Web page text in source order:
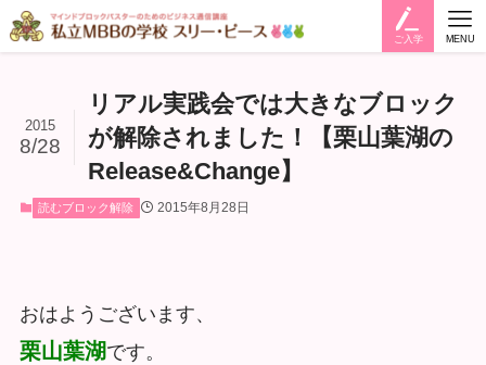
ご入学 MENU
リアル実践会では大きなブロック
が解除されました！【栗山葉湖の
Release&Change】
2015
8/28
読むブロック解除 2015年8月28日
おはようございます、
栗山葉湖です。